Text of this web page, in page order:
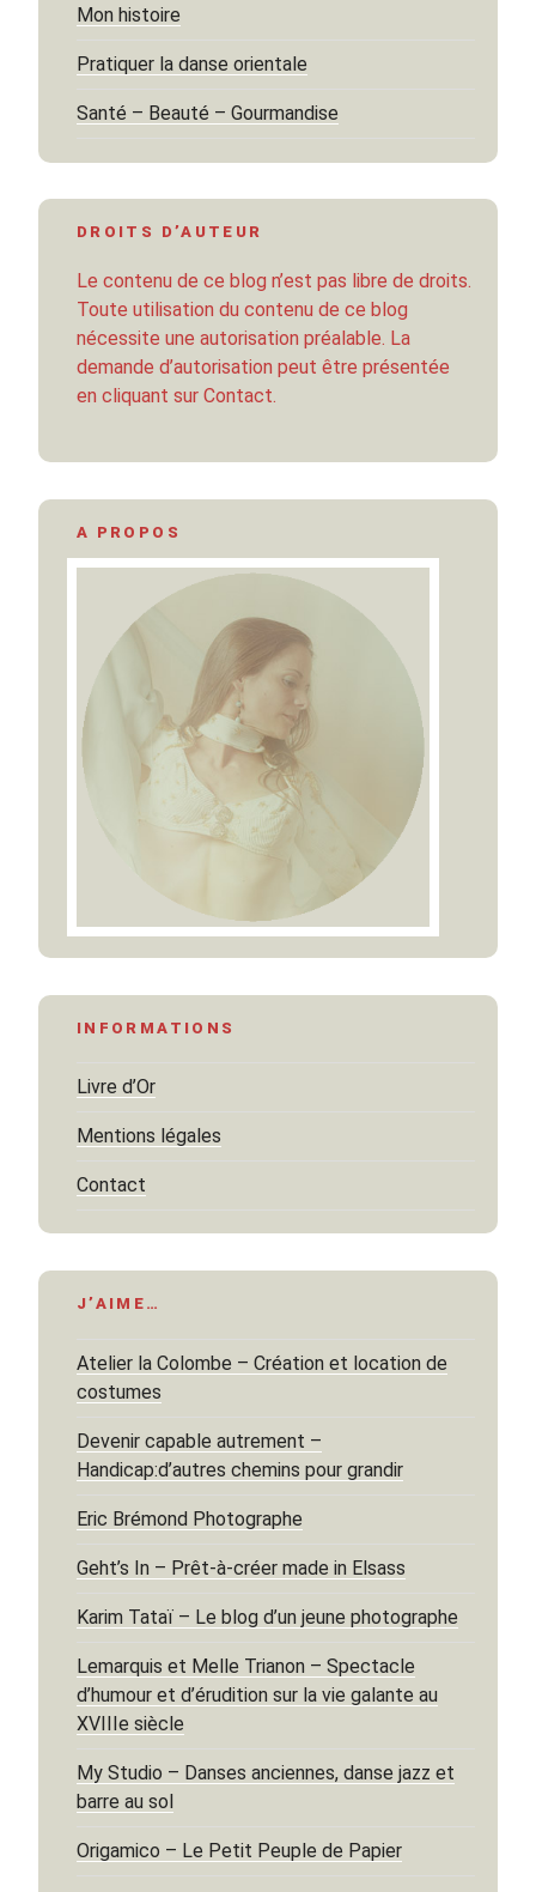
Mon histoire
Pratiquer la danse orientale
Santé – Beauté – Gourmandise
DROITS D’AUTEUR
Le contenu de ce blog n’est pas libre de droits.
Toute utilisation du contenu de ce blog
nécessite une autorisation préalable. La
demande d’autorisation peut être présentée
en cliquant sur Contact.
A PROPOS
INFORMATIONS
Livre d’Or
Mentions légales
Contact
J’AIME…
Atelier la Colombe – Création et location de
costumes
Devenir capable autrement –
Handicap:d’autres chemins pour grandir
Eric Brémond Photographe
Geht’s In – Prêt-à-créer made in Elsass
Karim Tataï – Le blog d’un jeune photographe
Lemarquis et Melle Trianon – Spectacle
d’humour et d’érudition sur la vie galante au
XVIIIe siècle
My Studio – Danses anciennes, danse jazz et
barre au sol
Origamico – Le Petit Peuple de Papier